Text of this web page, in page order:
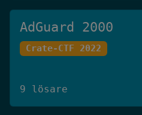
AdGuard 2000
Crate-CTF 2022
9 lösare